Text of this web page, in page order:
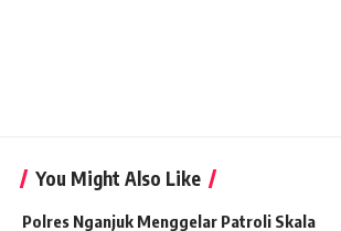
You Might Also Like
Polres Nganjuk Menggelar Patroli Skala